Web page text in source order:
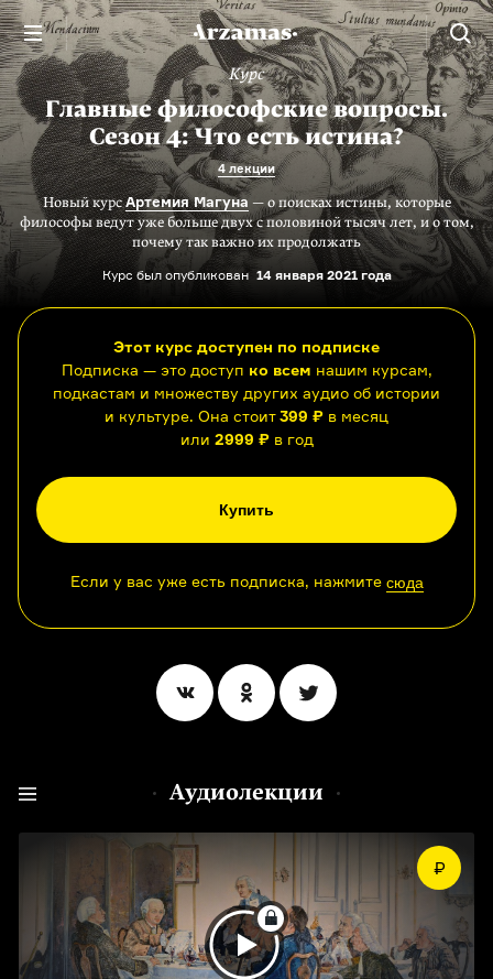
Курс
Главные философские вопросы.
Сезон 4: Что есть истина?
4 лекции
Новый курсАртемия Магуна — о поисках истины, которые
философы ведут уже больше двух с половиной тысяч лет, и о том,
почему так важно их продолжать
Курс был опубликован 14 января 2021 года
Этот курс доступен по подписке
Подписка — это доступ ко всем нашим курсам,
подкастам и множеству других аудио об истории
и культуре. Она стоит399 ₽ в месяц
или 2999 ₽в год
Купить
Если у вас уже есть подписка, нажмите сюда
Аудиолекции